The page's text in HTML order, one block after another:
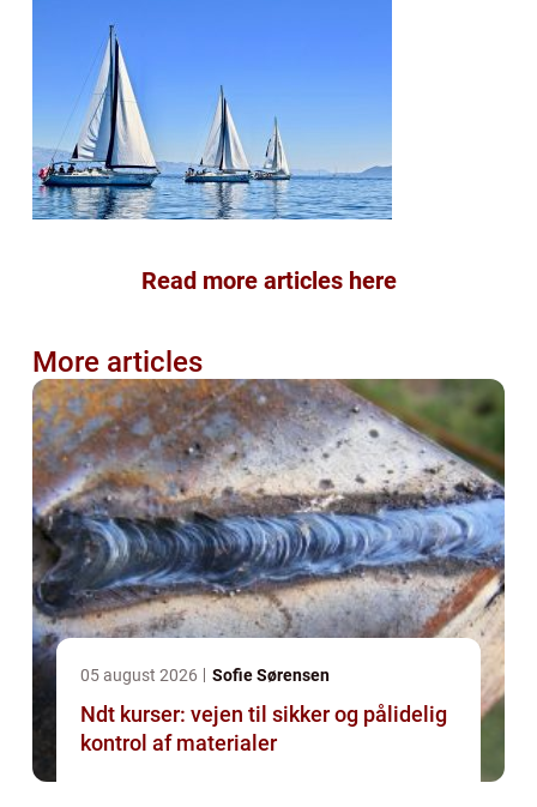
Read more articles here
More articles
05 august 2026 Sofie Sørensen
Ndt kurser: vejen til sikker og pålidelig
kontrol af materialer